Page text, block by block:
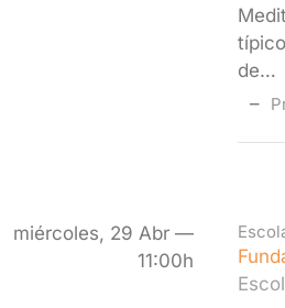
de…
miércoles, 29 Abr —
11:00h